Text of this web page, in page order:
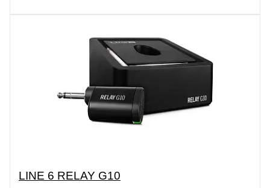
LINE 6 RELAY G10